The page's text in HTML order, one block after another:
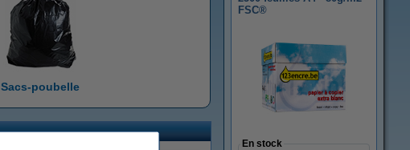
Sacs-poubelle
FSC®
En stock